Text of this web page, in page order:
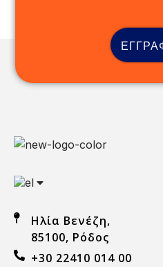
Ηλία Βενέζη,
85100, Ρόδος
+30 22410 014 00